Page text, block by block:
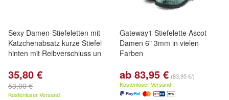
Sexy Damen-Stiefeletten mit
Katzchenabsatz kurze Stiefel
hinten mit Reibverschluss un
35,80 €
53,00 €
Kostenloser Versand
Gateway1 Stiefelette Ascot
Damen 6" 3mm in vielen
Farben
ab 83,95 € (83,95 €/)
Kostenloser Versand